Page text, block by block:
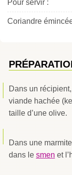
Pour servir :
Coriandre
Dans un
viande hachée
taille d’une olive.
Dans une
dans le smen et